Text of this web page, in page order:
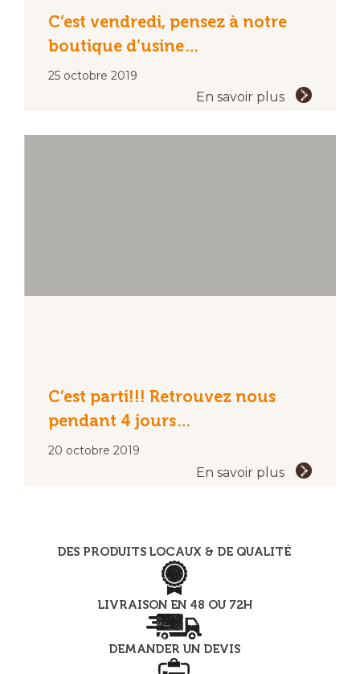
C’est vendredi, pensez à notre
boutique d’usine…
25 octobre 2019
En savoir plus
C’est parti!!! Retrouvez nous
pendant 4 jours…
20 octobre 2019
En savoir plus
DES PRODUITS LOCAUX & DE QUALITÉ
LIVRAISON EN 48 OU 72H
DEMANDER UN DEVIS